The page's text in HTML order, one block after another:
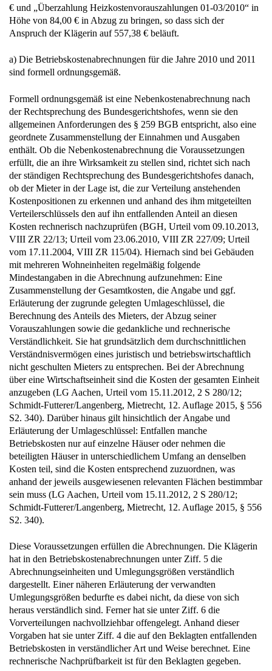
Höhe von 84,00 € in Abzug zu bringen, so dass sich der
Anspruch der Klägerin auf 557,38 € beläuft.
a) Die Betriebskostenabrechnungen für die Jahre 2010 und 2011
sind formell ordnungsgemäß.
Formell ordnungsgemäß ist eine Nebenkostenabrechnung nach
der Rechtsprechung des Bundesgerichtshofes, wenn sie den
allgemeinen Anforderungen des § 259 BGB entspricht, also eine
geordnete Zusammenstellung der Einnahmen und Ausgaben
enthält. Ob die Nebenkostenabrechnung die Voraussetzungen
erfüllt, die an ihre Wirksamkeit zu stellen sind, richtet sich nach
der ständigen Rechtsprechung des Bundesgerichtshofes danach,
ob der Mieter in der Lage ist, die zur Verteilung anstehenden
Kostenpositionen zu erkennen und anhand des ihm mitgeteilten
Verteilerschlüssels den auf ihn entfallenden Anteil an diesen
Kosten rechnerisch nachzuprüfen (BGH, Urteil vom 09.10.2013,
VIII ZR 22/13; Urteil vom 23.06.2010, VIII ZR 227/09; Urteil
vom 17.11.2004, VIII ZR 115/04). Hiernach sind bei Gebäuden
mit mehreren Wohneinheiten regelmäßig folgende
Mindestangaben in die Abrechnung aufzunehmen: Eine
Zusammenstellung der Gesamtkosten, die Angabe und ggf.
Erläuterung der zugrunde gelegten Umlageschlüssel, die
Berechnung des Anteils des Mieters, der Abzug seiner
Vorauszahlungen sowie die gedankliche und rechnerische
Verständlichkeit. Sie hat grundsätzlich dem durchschnittlichen
Verständnisvermögen eines juristisch und betriebswirtschaftlich
nicht geschulten Mieters zu entsprechen. Bei der Abrechnung
über eine Wirtschaftseinheit sind die Kosten der gesamten Einheit
anzugeben (LG Aachen, Urteil vom 15.11.2012, 2 S 280/12;
Schmidt-Futterer/Langenberg, Mietrecht, 12. Auflage 2015, § 556
S2. 340). Darüber hinaus gilt hinsichtlich der Angabe und
Erläuterung der Umlageschlüssel: Entfallen manche
Betriebskosten nur auf einzelne Häuser oder nehmen die
beteiligten Häuser in unterschiedlichem Umfang an denselben
Kosten teil, sind die Kosten entsprechend zuzuordnen, was
anhand der jeweils ausgewiesenen relevanten Flächen bestimmbar
sein muss (LG Aachen, Urteil vom 15.11.2012, 2 S 280/12;
Schmidt-Futterer/Langenberg, Mietrecht, 12. Auflage 2015, § 556
S2. 340).
Diese Voraussetzungen erfüllen die Abrechnungen. Die Klägerin
hat in den Betriebskostenabrechnungen unter Ziff. 5 die
Abrechnungseinheiten und Umlegungsgrößen verständlich
dargestellt. Einer näheren Erläuterung der verwandten
Umlegungsgrößen bedurfte es dabei nicht, da diese von sich
heraus verständlich sind. Ferner hat sie unter Ziff. 6 die
Vorverteilungen nachvollziehbar offengelegt. Anhand dieser
Vorgaben hat sie unter Ziff. 4 die auf den Beklagten entfallenden
Betriebskosten in verständlicher Art und Weise berechnet. Eine
rechnerische Nachprüfbarkeit ist für den Beklagten gegeben.